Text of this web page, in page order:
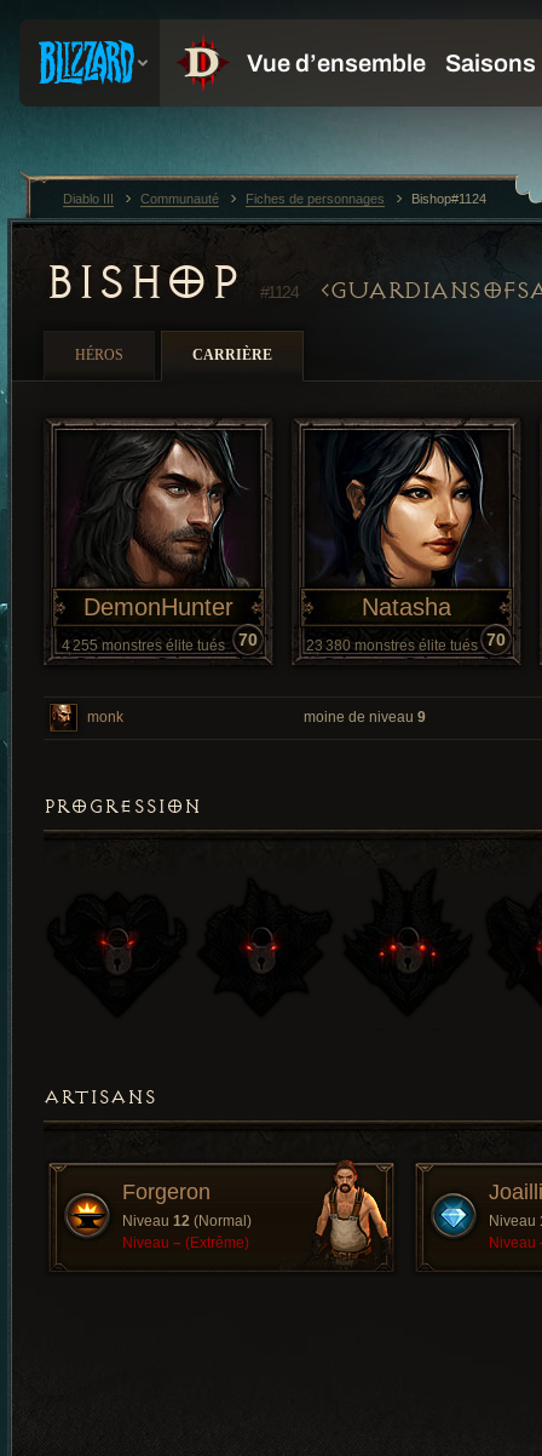
BISHOP #1124
HÉROS CARRIÈRE
DemonHunter
4 255 monstres élite tués 70
Natasha
23 380 monstres élite tués 70
monk moine de niveau 9
PROGRESSION
ARTISANS
Forgeron
Niveau 12 (Normal)
Niveau – (Extrême)
Niveau
Niveau
Diablo III Communauté Fiches de personnages Bishop#1124